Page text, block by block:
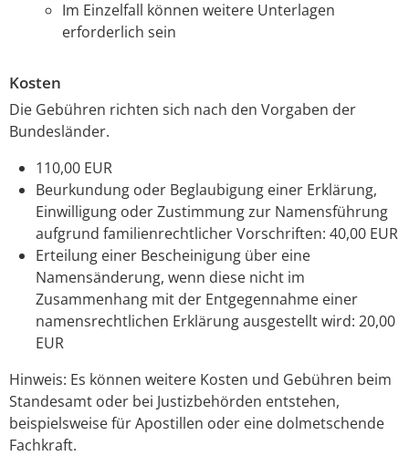
Im Einzelfall können weitere Unterlagen
erforderlich sein
Kosten
Die Gebühren richten sich nach den Vorgaben der
Bundesländer.
110,00 EUR
Beurkundung oder Beglaubigung einer Erklärung,
Einwilligung oder Zustimmung zur Namensführung
aufgrund familienrechtlicher Vorschriften: 40,00 EUR
Erteilung einer Bescheinigung über eine
Namensänderung, wenn diese nicht im
Zusammenhang mit der Entgegennahme einer
namensrechtlichen Erklärung ausgestellt wird: 20,00
EUR
Hinweis: Es können weitere Kosten und Gebühren beim
Standesamt oder bei Justizbehörden entstehen,
beispielsweise für Apostillen oder eine dolmetschende
Fachkraft.